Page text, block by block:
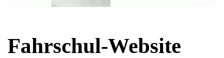
Fahrschul-Website